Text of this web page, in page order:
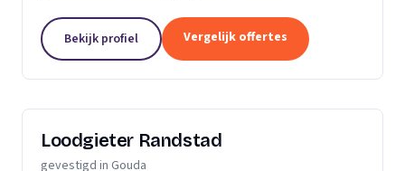
klanten zo goed en zo snel mogelijk van dienst te
kunnen zijn....
Bekijk profiel Vergelijk offertes
Loodgieter Randstad
gevestigd in Gouda